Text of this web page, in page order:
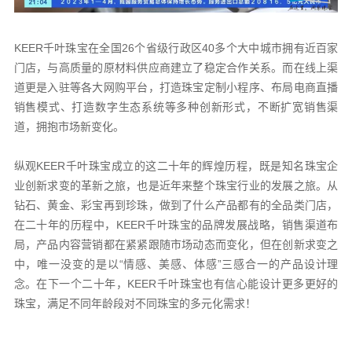
KEER千叶珠宝在全国26个省级行政区40多个大中城市拥有近百家
门店，与高质量的原材料供应商建立了稳定合作关系。而在线上渠
道更是入驻等各大网购平台，打造珠宝定制小程序、布局电商直播
销售模式、打造数字生态系统等多种创新形式，不断扩宽销售渠
道，拥抱市场新变化。
纵观KEER千叶珠宝成立的这二十年的辉煌历程，既是知名珠宝企
业创新求变的革新之旅，也是近年来整个珠宝行业的发展之旅。从
钻石、黄金、彩宝再到珍珠，做到了什么产品都有的全品类门店，
在二十年的历程中，KEER千叶珠宝的品牌发展战略，销售渠道布
局，产品内容营销都在紧紧跟随市场动态而变化，但在创新求变之
中，唯一没变的是以“情感、美感、体感”三感合一的产品设计理
念。在下一个二十年，KEER千叶珠宝也有信心能设计更多更好的
珠宝，满足不同年龄段对不同珠宝的多元化需求！